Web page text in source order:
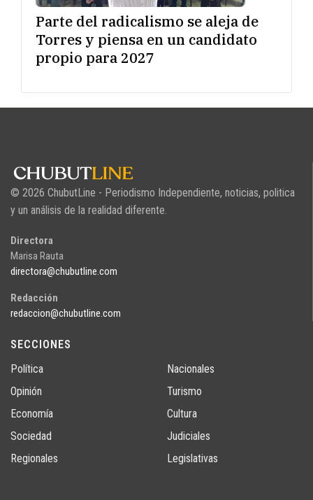
Parte del radicalismo se aleja de
Torres y piensa en un candidato
propio para 2027
© 2026 ChubutLine - Periodismo Independiente, noticias, politica
y un análisis de la realidad diferente.
Directora
Marisa Rauta
directora@chubutline.com
Redacción
redaccion@chubutline.com
SECCIONES
Política
Opinión
Economía
Sociedad
Regionales
Nacionales
Turismo
Cultura
Judiciales
Legislativas